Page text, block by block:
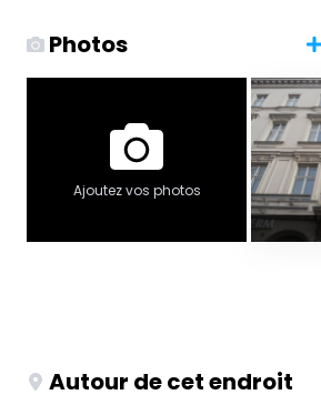
Photos
Ajoutez vos photos
Autour de cet endroit